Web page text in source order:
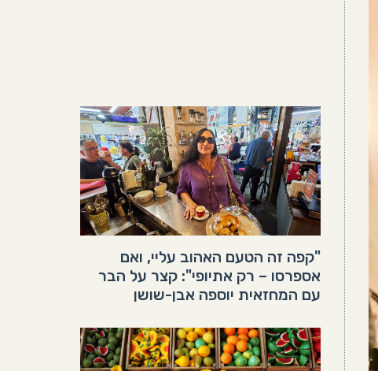
"קפה זה הטעם האהוב עליי, ואם
אספרסו – רק אתיופי": קצר על הבר
עם המחזאית יוספה אבן-שושן